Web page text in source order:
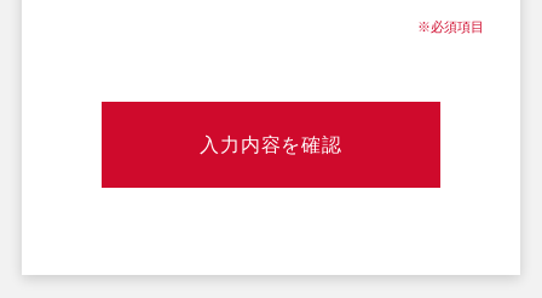
※必須項目
入力内容を確認